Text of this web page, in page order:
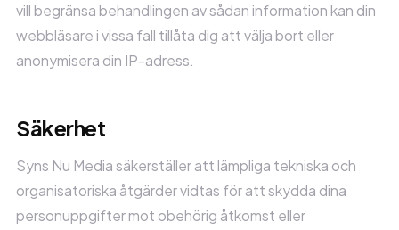
vill begränsa behandlingen av sådan information kan din
webbläsare i vissa fall tillåta dig att välja bort eller
anonymisera din IP-adress.
Säkerhet
Syns Nu Media säkerställer att lämpliga tekniska och
organisatoriska åtgärder vidtas för att skydda dina
personuppgifter mot obehörig åtkomst eller